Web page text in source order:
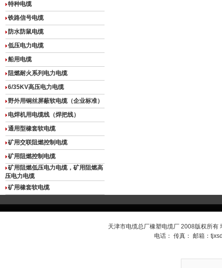
特种电缆
铁路信号电缆
防水防鼠电缆
低压电力电缆
船用电缆
阻燃耐火系列电力电缆
6/35KV高压电力电缆
野外用铜丝屏蔽软电缆（企业标准）
电焊机用电缆线（焊把线）
通用型橡套软电缆
矿用交联阻燃控制电缆
矿用阻燃控制电缆
矿用阻燃低压电力电缆，矿用阻燃高
压电力电缆
矿用橡套软电缆
天津市电缆总厂橡塑电缆厂 2008版权所有
电话： 传真： 邮箱：